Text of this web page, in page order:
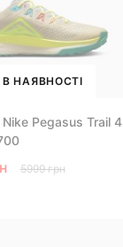
НАЯВНОСТІ
Nike Pegasus Trail 4
5999 грн